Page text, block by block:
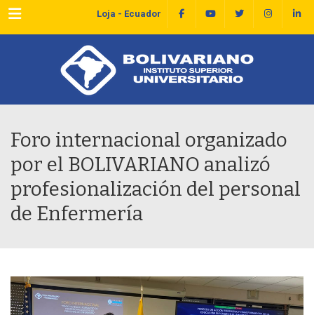
Menu Loja - Ecuador
Foro internacional organizado
por el BOLIVARIANO analizó
profesionalización del personal
de Enfermería